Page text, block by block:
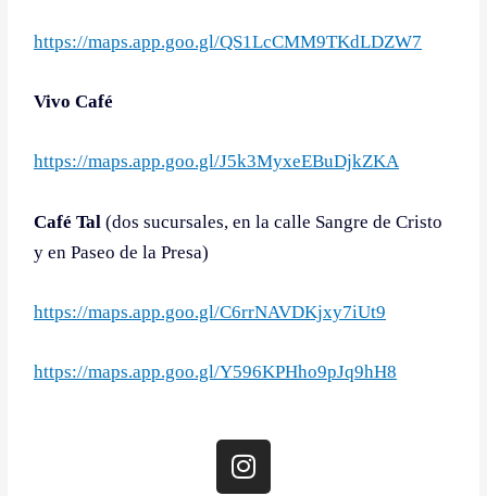
https://maps.app.goo.gl/QS1LcCMM9TKdLDZW7
Vivo Café
https://maps.app.goo.gl/J5k3MyxeEBuDjkZKA
Café Tal (dos sucursales, en la calle Sangre de Cristo
y en Paseo de la Presa)
https://maps.app.goo.gl/C6rrNAVDKjxy7iUt9
https://maps.app.goo.gl/Y596KPHho9pJq9hH8
I
n